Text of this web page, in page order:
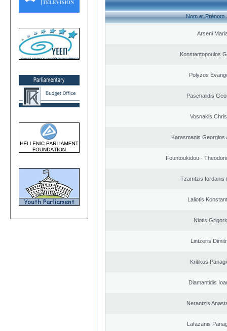
Nom et Prénom
Arseni
Konstantopoulos
Polyzos
Paschalidis
Vosnakis
Karasmanis Georgios
Fountoukidou -
Tzamtzis Iordanis
Laliotis
Niotis
Lintzeris
Kritikos
Diamantidis
Nerantzis
Lafazanis